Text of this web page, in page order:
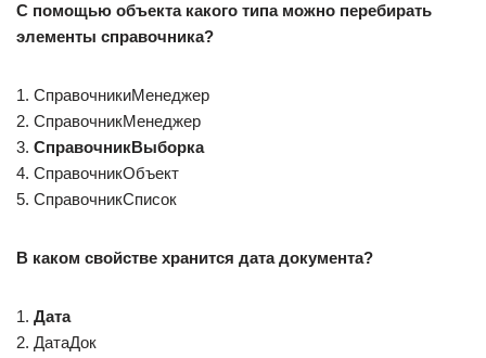
С помощью объекта какого типа можно перебирать
элементы справочника?
1. СправочникиМенеджер
2. СправочникМенеджер
3. СправочникВыборка
4. СправочникОбъект
5. СправочникСписок
В каком свойстве хранится дата документа?
1. Дата
2. ДатаДок